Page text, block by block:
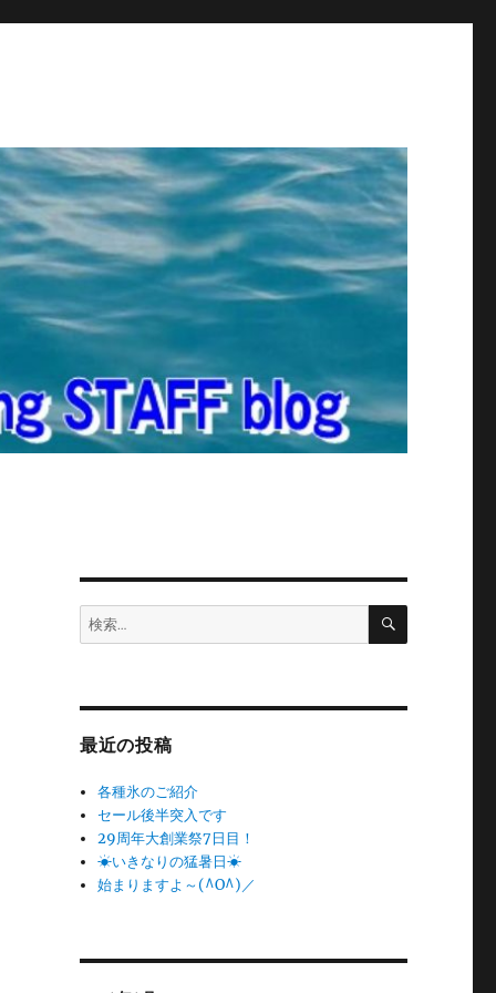
検
索:
検
最近の投稿
各種氷のご紹介
セール後半突入です
29周年大創業祭7日目！
☀いきなりの猛暑日☀
始まりますよ～(^O^)／